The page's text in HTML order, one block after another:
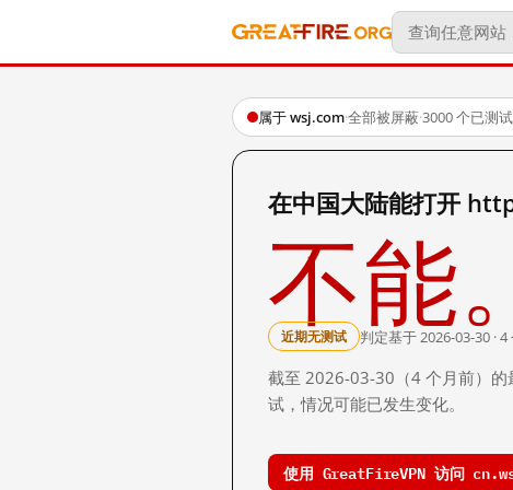
属于 wsj.com·全部被屏蔽·3000 个已测
在中国大陆能打开
不能。
近期无测试 判定基于 2026-03-30 ·
截至 2026-03-30（4 个月前）的
试，情况可能已发生变化。
使用 GreatFireVPN 访问